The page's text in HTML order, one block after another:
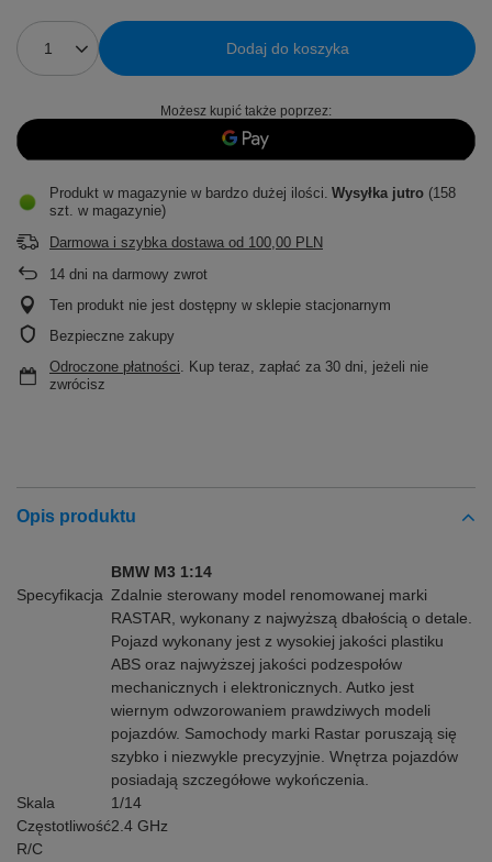
Dodaj do koszyka
Możesz kupić także poprzez:
Produkt w magazynie w bardzo dużej ilości Wysyłka jutro (158
szt. w magazynie)
Darmowa i szybka dostawa od 100,00 PLN
14 dni na darmowy zwrot
Ten produkt nie jest dostępny w sklepie stacjonarnym
Bezpieczne zakupy
Odroczone płatności. Kup teraz, zapłać za 30 dni, jeżeli nie
zwrócisz
Opis produktu
BMW M3 1:14
Specyfikacja Zdalnie sterowany model renomowanej marki
RASTAR, wykonany z najwyższą dbałością o detale.
Pojazd wykonany jest z wysokiej jakości plastiku
ABS oraz najwyższej jakości podzespołów
mechanicznych i elektronicznych. Autko jest
wiernym odwzorowaniem prawdziwych modeli
pojazdów. Samochody marki Rastar poruszają się
szybko i niezwykle precyzyjnie. Wnętrza pojazdów
posiadają szczegółowe wykończenia.
Skala
1/14
Częstotliwość
R/C
2.4 GHz